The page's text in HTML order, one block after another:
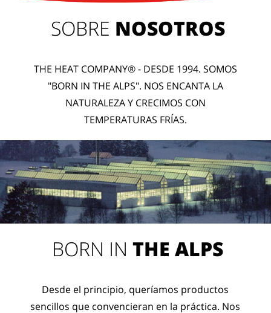
SOBRE NOSOTROS
THE HEAT COMPANY® - DESDE 1994. SOMOS
"BORN IN THE ALPS". NOS ENCANTA LA
NATURALEZA Y CRECIMOS CON
TEMPERATURAS FRÍAS.
BORN INTHE ALPS
Desde el principio, queríamos productos
sencillos que convencieran en la práctica. Nos